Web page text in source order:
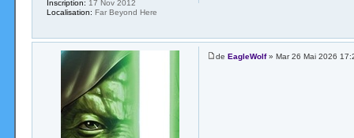
Inscription: 17 Nov 2012
Localisation: Far Beyond Here
de EagleWolf» Mar 26 Mai 2026